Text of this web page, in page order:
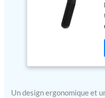
Un design ergonomique et